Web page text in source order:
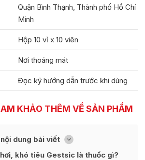
Quận Bình Thạnh, Thành phố Hồ Chí
Minh
Hộp 10 vỉ x 10 viên
Nơi thoáng mát
Đọc kỹ hướng dẫn trước khi dùng
KHẢO THÊM VỀ SẢN PHẨM
dung bài viết [
Ẩn
khó tiêu Gestsic là thuốc gì?